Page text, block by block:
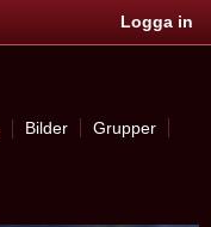
Logga in
Bilder
Grupper